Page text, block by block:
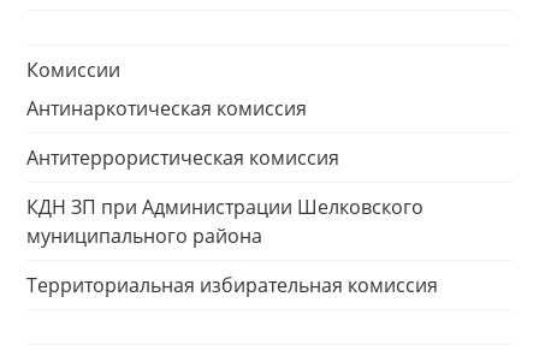
Комиссии
Антинаркотическая комиссия
Антитеррористическая комиссия
КДН ЗП при Администрации Шелковского
муниципального района
Территориальная избирательная комиссия